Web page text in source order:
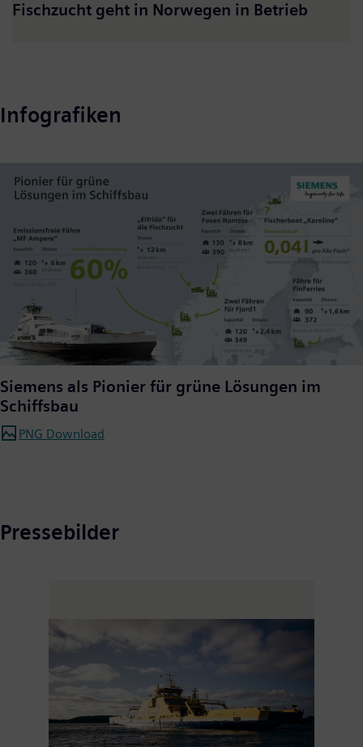
Fischzucht geht in Norwegen in Betrieb
Infografiken
Siemens als Pionier für grüne Lösungen im
Schiffsbau
PNG Download
Pressebilder